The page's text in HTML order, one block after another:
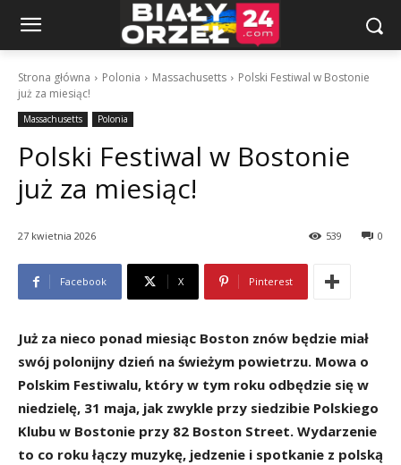
Strona główna Polonia Massachusetts
Polski Festiwal w Bostonie
już za miesiąc!
Massachusetts Polonia
Polski Festiwal w Bostonie
już za miesiąc!
27 kwietnia 2026 0
539
Facebook X Pinterest
Już za nieco ponad miesiąc Boston znów będzie miał
swój polonijny dzień na świeżym powietrzu. Mowa o
Polskim Festiwalu, który w tym roku odbędzie się w
niedzielę, 31 maja, jak zwykle przy siedzibie Polskiego
Klubu w Bostonie przy 82 Boston Street. Wydarzenie
to co roku łączy muzykę, jedzenie i spotkanie z polską